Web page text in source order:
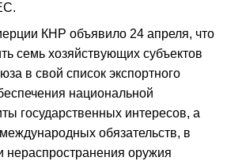
КНР объявило 24 апреля, что
семь хозяйствующих субъектов
в свой список экспортного
национальной
государственных интересов, а
обязательств, в
нераспространения оружия